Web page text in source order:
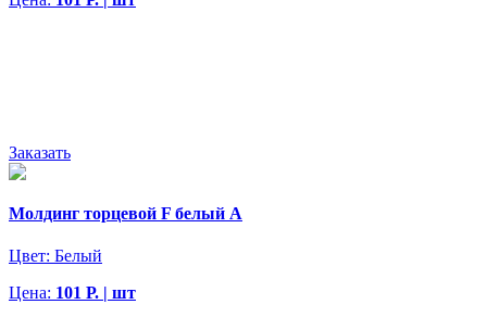
Заказать
Молдинг торцевой F белый А
Цвет: Белый
Цена: 101 Р. | шт